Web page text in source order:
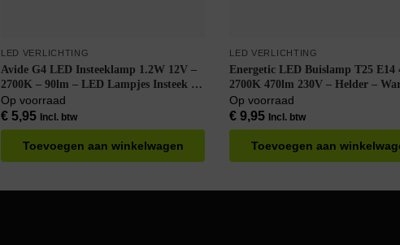
LED VERLICHTING
Avide G4 LED Insteeklamp 1.2W 12V –
2700K – 90lm – LED Lampjes Insteek –
Warm Wit – Vervangt 10W lamp
Op voorraad
€5,95 Incl. btw
Toevoegen aan winkelwagen
LED VERLICHTING
Energetic LED Buislamp T25 E14
2700K 470lm 230V – Helder –
Op voorraad
€ 9,95 Incl. btw
Toevoegen aan